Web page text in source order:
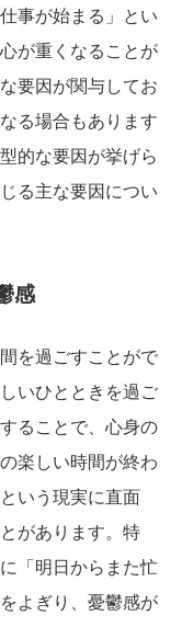
事が始まる」とい
が重くなることが
要因が関与してお
る場合もあります
的な要因が挙げら
る主な要因につい
感
を過ごすことがで
いひとときを過ご
ることで、心身の
楽しい時間が終わ
いう現実に直面
があります。特
「明日からまた忙
よぎり、憂鬱感が